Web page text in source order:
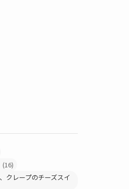
(16)
クレープのチーズスイ